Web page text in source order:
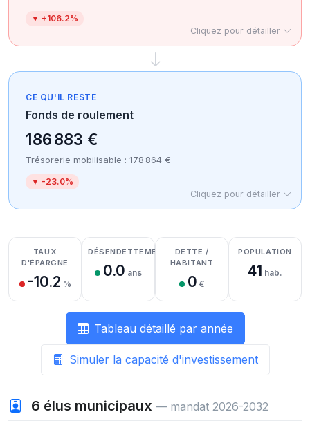
▼ +106.2%
Cliquez pour détailler
CE QU'IL RESTE
Fonds de roulement
186 883 €
Trésorerie mobilisable : 178 864 €
▼ -23.0%
Cliquez pour détailler
Détail des recettes
Détail des dépenses
Détail de la trésorerie
TAUX
D'ÉPARGNE
-10.2 %
DÉSENDETTEMENT
0.0 ans
DETTE /
HABITANT
0 €
POPULATION
41 hab.
Tableau détaillé par année
Simuler la capacité d'investissement
6 élus municipaux — mandat 2026-2032